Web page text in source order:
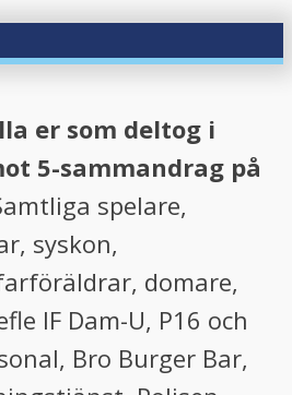
er som deltog i
5-sammandrag på
spelare,
syskon,
domare,
IF Dam-U, P16 och
Bro Burger Bar,